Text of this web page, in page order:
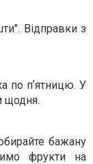
Відправки з
по пʼятницю. У
щодня.
бажану
фрукти на